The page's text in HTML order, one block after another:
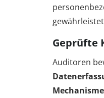
Geprüfte
Auditoren